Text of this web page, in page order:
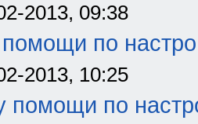
2013, 09:38
по
2013, 10:25
помощи по